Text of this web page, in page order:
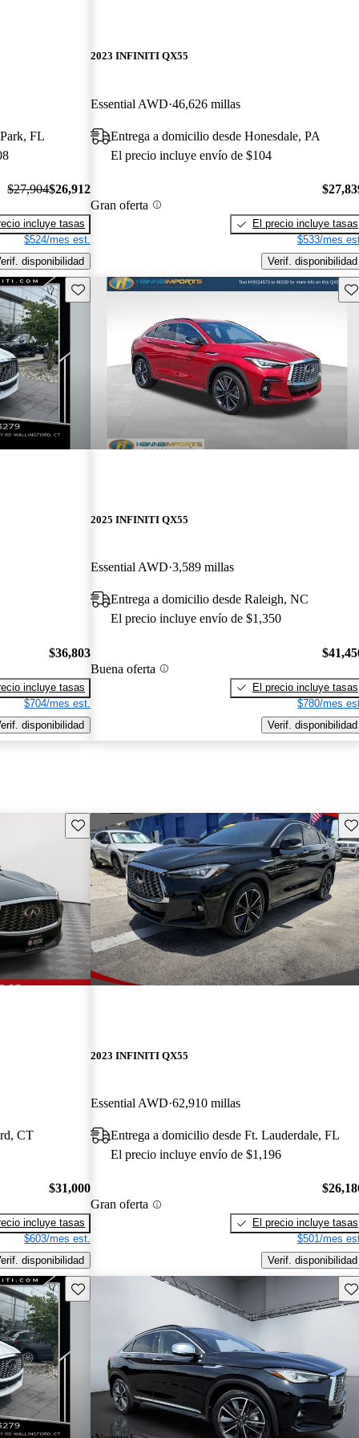
FL
$27,904$26,912
incluye tasas
$524/mes est.
disponibilidad
2023 INFINITI QX55
Essential AWD 46,626 millas
Entrega a domicilio desde Honesdale, PA
El precio incluye envío de $104
Gran oferta
El precio incluye tasas
$533/mes
Verif. disponibilidad
Guarda este Aviso
$36,803
incluye tasas
$704/mes est.
disponibilidad
2025 INFINITI QX55
Essential AWD 3,589 millas
Entrega a domicilio desde Raleigh, NC
El precio incluye envío de $1,350
Buena oferta
El precio incluye tasas
$780/mes
Verif. disponibilidad
Guarda este Aviso
CT
$31,000
incluye tasas
$603/mes est.
disponibilidad
2023 INFINITI QX55
Essential AWD 62,910 millas
Entrega a domicilio desde Ft. Lauderdale, FL
El precio incluye envío de $1,196
Gran oferta
El precio incluye tasas
$501/mes
Verif. disponibilidad
Guarda este Aviso